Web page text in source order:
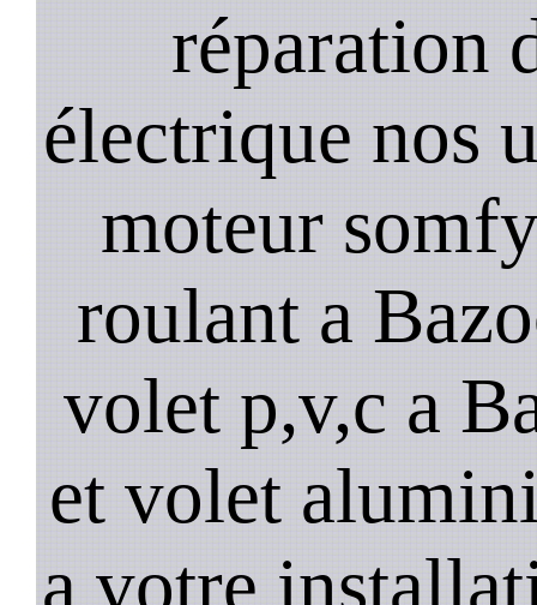
réparation
électrique nos
moteur
roulant a
volet p,v,c a
et volet
a votre